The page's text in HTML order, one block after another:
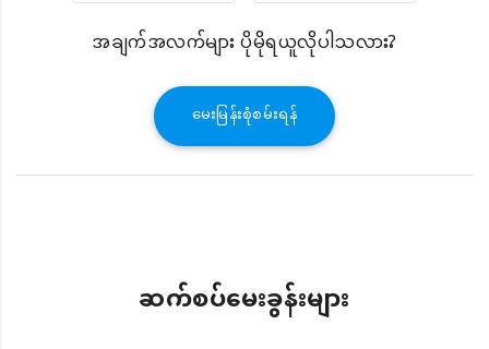
အချက်အလက်များ ပိုမိုရယူလိုပါသလား?
မေးမြန်းစုံစမ်းရန်
ဆက်စပ်မေးခွန်းများ